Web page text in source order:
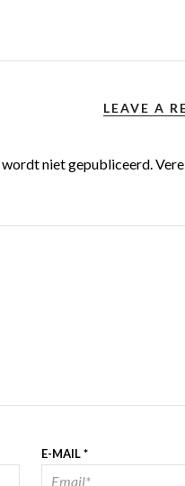
LEAVE A
wordt niet gepubliceerd.
E-MAIL*